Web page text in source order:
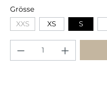
Grösse
XXS
XS S